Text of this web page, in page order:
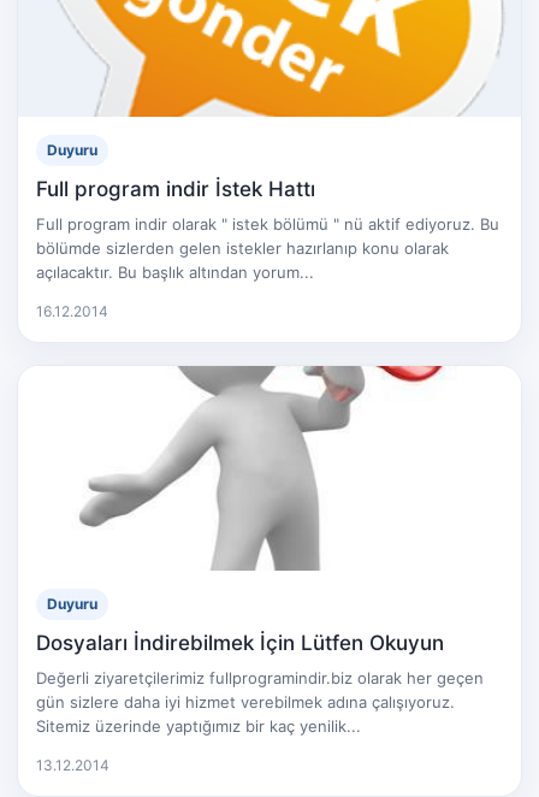
Duyuru
Full program indir İstek Hattı
Full program indir olarak " istek bölümü " nü aktif ediyoruz. Bu
bölümde sizlerden gelen istekler hazırlanıp konu olarak
açılacaktır. Bu başlık altından yorum...
16.12.2014
Duyuru
Dosyaları İndirebilmek İçin Lütfen Okuyun
Değerli ziyaretçilerimiz fullprogramindir.biz olarak her geçen
gün sizlere daha iyi hizmet verebilmek adına çalışıyoruz.
Sitemiz üzerinde yaptığımız bir kaç yenilik...
13.12.2014